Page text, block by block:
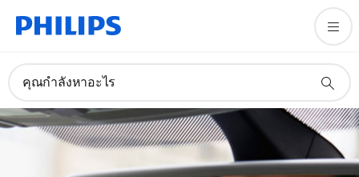
คุณกำลังหาอะไร